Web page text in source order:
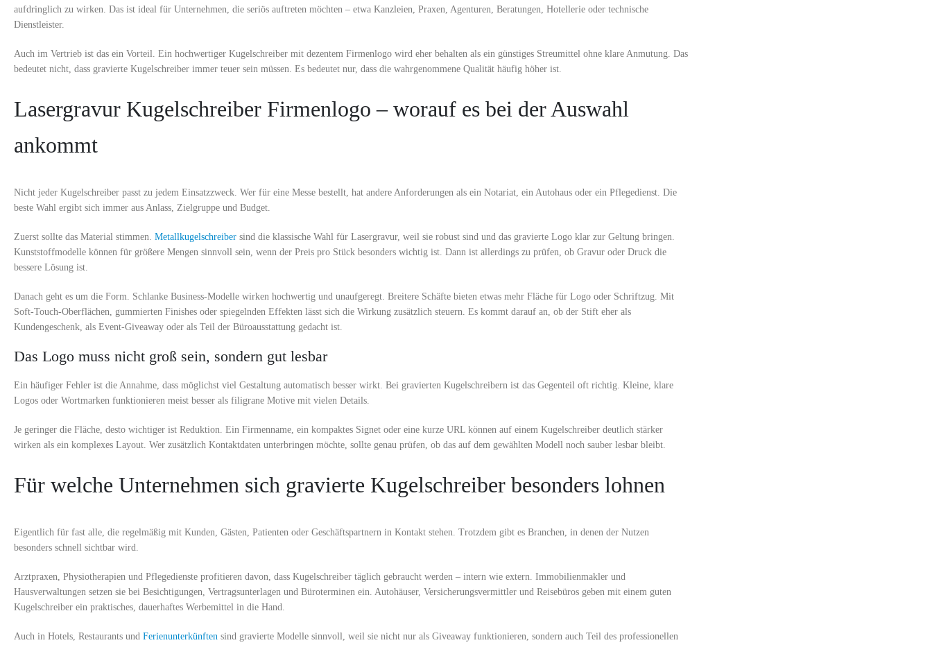
aufdringlich zu wirken. Das ist ideal für Unternehmen, die seriös auftreten möchten – etwa Kanzleien, Praxen, Agenturen, Beratungen, Hotellerie oder technische
Dienstleister.
Auch im Vertrieb ist das ein Vorteil. Ein hochwertiger Kugelschreiber mit dezentem Firmenlogo wird eher behalten als ein günstiges Streumittel ohne klare Anmutung. Das
bedeutet nicht, dass gravierte Kugelschreiber immer teuer sein müssen. Es bedeutet nur, dass die wahrgenommene Qualität häufig höher ist.
Lasergravur Kugelschreiber Firmenlogo – worauf es bei der Auswahl
ankommt
Nicht jeder Kugelschreiber passt zu jedem Einsatzzweck. Wer für eine Messe bestellt, hat andere Anforderungen als ein Notariat, ein Autohaus oder ein Pflegedienst. Die
beste Wahl ergibt sich immer aus Anlass, Zielgruppe und Budget.
Zuerst sollte das Material stimmen. Metallkugelschreiber sind die klassische Wahl für Lasergravur, weil sie robust sind und das gravierte Logo klar zur Geltung bringen.
Kunststoffmodelle können für größere Mengen sinnvoll sein, wenn der Preis pro Stück besonders wichtig ist. Dann ist allerdings zu prüfen, ob Gravur oder Druck die
bessere Lösung ist.
Danach geht es um die Form. Schlanke Business-Modelle wirken hochwertig und unaufgeregt. Breitere Schäfte bieten etwas mehr Fläche für Logo oder Schriftzug. Mit
Soft-Touch-Oberflächen, gummierten Finishes oder spiegelnden Effekten lässt sich die Wirkung zusätzlich steuern. Es kommt darauf an, ob der Stift eher als
Kundengeschenk, als Event-Giveaway oder als Teil der Büroausstattung gedacht ist.
Das Logo muss nicht groß sein, sondern gut lesbar
Ein häufiger Fehler ist die Annahme, dass möglichst viel Gestaltung automatisch besser wirkt. Bei gravierten Kugelschreibern ist das Gegenteil oft richtig. Kleine, klare
Logos oder Wortmarken funktionieren meist besser als filigrane Motive mit vielen Details.
Je geringer die Fläche, desto wichtiger ist Reduktion. Ein Firmenname, ein kompaktes Signet oder eine kurze URL können auf einem Kugelschreiber deutlich stärker
wirken als ein komplexes Layout. Wer zusätzlich Kontaktdaten unterbringen möchte, sollte genau prüfen, ob das auf dem gewählten Modell noch sauber lesbar bleibt.
Für welche Unternehmen sich gravierte Kugelschreiber besonders lohnen
Eigentlich für fast alle, die regelmäßig mit Kunden, Gästen, Patienten oder Geschäftspartnern in Kontakt stehen. Trotzdem gibt es Branchen, in denen der Nutzen
besonders schnell sichtbar wird.
Arztpraxen, Physiotherapien und Pflegedienste profitieren davon, dass Kugelschreiber täglich gebraucht werden – intern wie extern. Immobilienmakler und
Hausverwaltungen setzen sie bei Besichtigungen, Vertragsunterlagen und Büroterminen ein. Autohäuser, Versicherungsvermittler und Reisebüros geben mit einem guten
Kugelschreiber ein praktisches, dauerhaftes Werbemittel in die Hand.
Auch in Hotels, Restaurants und Ferienunterkünften sind gravierte Modelle sinnvoll, weil sie nicht nur als Giveaway funktionieren, sondern auch Teil des professionellen